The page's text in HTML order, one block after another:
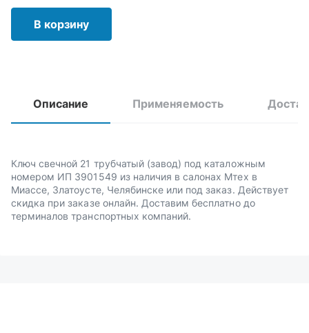
В корзину
Описание Применяемость
Ключ свечной 21 трубчатый (завод) под каталожным
номером ИП 3901549 из наличия в салонах Мтех в
Миассе, Златоусте, Челябинске или под заказ. Действует
скидка при заказе онлайн. Доставим бесплатно до
терминалов транспортных компаний.